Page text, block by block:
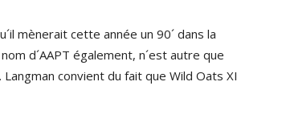
mènerait cette année un 90´ dans la
d´AAPT également, n´est autre que
convient du fait que Wild Oats XI